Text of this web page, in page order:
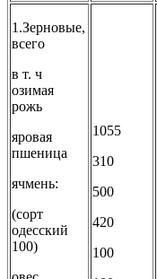
1.Зерновые,
всего
в т. ч
озимая
рожь
яровая
пшеница
ячмень:
(сорт
одесский
100)
1055
310
500
420
100